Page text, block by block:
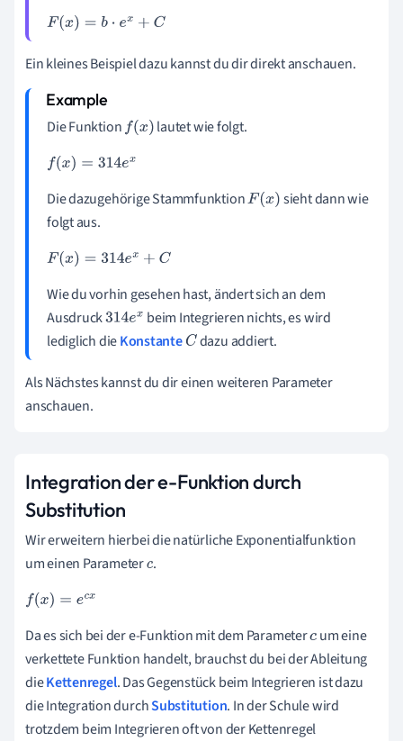
F(x)=b ·ex +C
Ein kleines Beispiel dazu kannst du dir direkt anschauen.
Die Funktionf(x)
lautet wie folgt.
f(x)=314 ex
Die dazugehörige StammfunktionF(x)
sieht dann wie
folgt aus.
F(x)=314 ex+C
Wie du vorhin gesehen hast, ändert sich an dem
Ausdruck314ex beim Integrieren nichts, es wird
lediglich dieKonstanteC dazu addiert.
Als Nächstes kannst du dir einen weiteren Parameter
anschauen.
Integration der e-Funktion durch
Substitution
Wir erweitern hierbei die natürliche Exponentialfunktion
um einen Parameterc.
f(x)=e cx
Da es sich bei der e-Funktion mit dem Parameterc um eine
verkettete Funktion handelt, brauchst du bei der Ableitung
dieKettenregel. Das Gegenstück beim Integrieren ist dazu
die Integration durchSubstitution. In der Schule wird
trotzdem beim Integrieren oft von der Kettenregel